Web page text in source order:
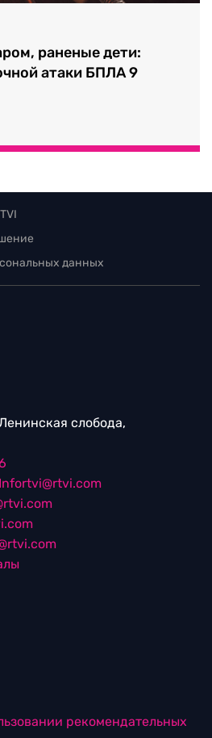
раненые дети:
атаки БПЛА 9
данных
слобода,
Infortvi@rtvi.com
рекомендательных